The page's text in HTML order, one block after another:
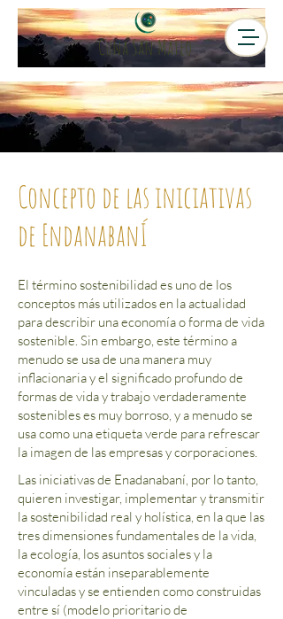
Cuna San Mateo
Concepto de las iniciativas
de EndanabanÍ
El término sostenibilidad es uno de los
conceptos más utilizados en la actualidad
para describir una economía o forma de vida
sostenible. Sin embargo, este término a
menudo se usa de una manera muy
inflacionaria y el significado profundo de
formas de vida y trabajo verdaderamente
sostenibles es muy borroso, y a menudo se
usa como una etiqueta verde para refrescar
la imagen de las empresas y corporaciones.
Las iniciativas de Enadanabaní, por lo tanto,
quieren investigar, implementar y transmitir
la sostenibilidad real y holística, en la que las
tres dimensiones fundamentales de la vida,
la ecología, los asuntos sociales y la
economía están inseparablemente
vinculadas y se entienden como construidas
entre sí (modelo prioritario de